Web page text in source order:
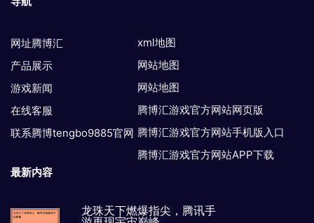
网址腾博汇
产品展示
游戏新闻
在线客服
联系腾博tengbo9885官网
xml地图
网站地图
网站地图
腾博汇游戏官方网站网页版
腾博汇游戏官方网站手机版入口
腾博汇游戏官方网站APP下载
最新内容
龙珠天下燃爆指尖，腾讯手